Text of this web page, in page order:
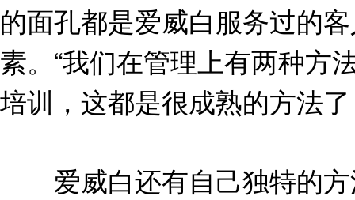
的面孔都是爱威白服务过的
素。“我们在管理上有两种方
培训，这都是很成熟的方法
爱威白还有自己独特的方